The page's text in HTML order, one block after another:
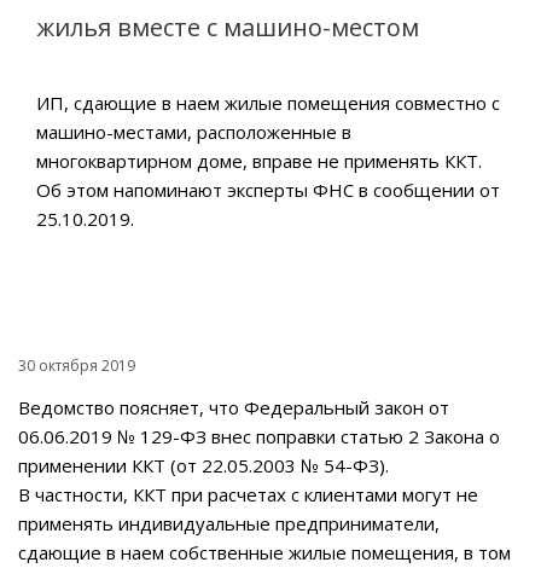
жилья вместе с машино-местом
ИП, сдающие в наем жилые помещения совместно с
машино-местами, расположенные в
многоквартирном доме, вправе не применять ККТ.
Об этом напоминают эксперты ФНС в сообщении от
25.10.2019.
30 октября 2019
Ведомство поясняет, что Федеральный закон от
06.06.2019 № 129-ФЗ внес поправки статью 2 Закона о
применении ККТ (от 22.05.2003 № 54-ФЗ).
В частности, ККТ при расчетах с клиентами могут не
применять индивидуальные предприниматели,
сдающие в наем собственные жилые помещения, в том